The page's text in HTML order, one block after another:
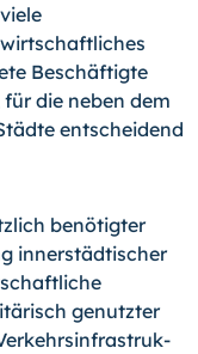
Beschäftigte
die neben dem
entscheidend
benötigter
innerstädtischer
genutzter